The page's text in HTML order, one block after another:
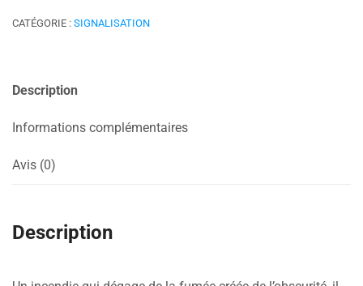
CATÉGORIE : SIGNALISATION
Description
Informations complémentaires
Avis (0)
Description